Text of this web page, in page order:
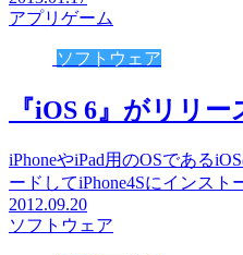
アプリ ゲーム
ソフトウェア
『iOS 6』がリリ
iPhoneやiPad用のOSである
ードしてiPhone4Sにインス
2012.09.20
ソフトウェア